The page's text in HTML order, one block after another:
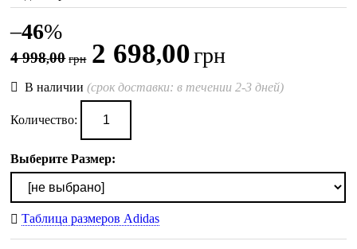
–46%
4 998,00 грн 2 698,00грн
В наличии(срок доставки: в течении 2-3 дней)
Количество:
Выберите Размер:
Таблица размеров Adidas